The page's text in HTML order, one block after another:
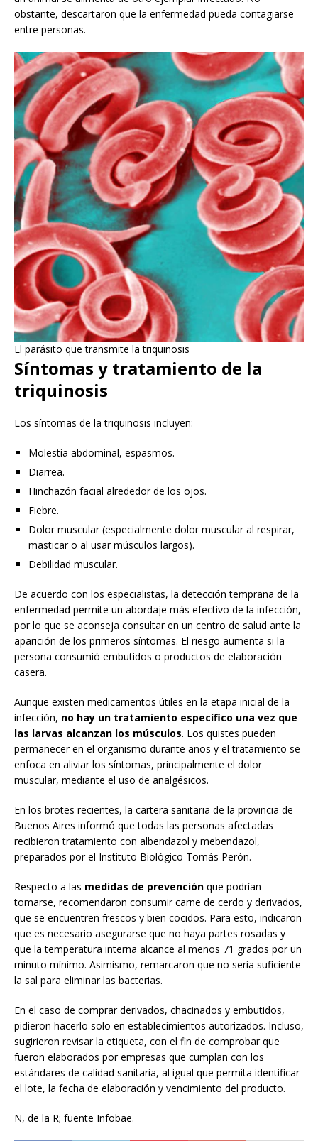
obstante, descartaron que la enfermedad pueda contagiarse
entre personas.
El parásito que transmite la triquinosis
Síntomas y tratamiento de la
triquinosis
Los síntomas de la triquinosis incluyen:
Molestia abdominal, espasmos.
Diarrea.
Hinchazón facial alrededor de los ojos.
Fiebre.
Dolor muscular (especialmente dolor muscular al respirar,
masticar o al usar músculos largos).
Debilidad muscular.
De acuerdo con los especialistas, la detección temprana de la
enfermedad permite un abordaje más efectivo de la infección,
por lo que se aconseja consultar en un centro de salud ante la
aparición de los primeros síntomas. El riesgo aumenta si la
persona consumió embutidos o productos de elaboración
casera.
Aunque existen medicamentos útiles en la etapa inicial de la
infección, no hay un tratamiento específico una vez que
las larvas alcanzan los músculos. Los quistes pueden
permanecer en el organismo durante años y el tratamiento se
enfoca en aliviar los síntomas, principalmente el dolor
muscular, mediante el uso de analgésicos.
En los brotes recientes, la cartera sanitaria de la provincia de
Buenos Aires informó que todas las personas afectadas
recibieron tratamiento con albendazol y mebendazol,
preparados por el Instituto Biológico Tomás Perón.
Respecto a las medidas de prevención que podrían
tomarse, recomendaron consumir carne de cerdo y derivados,
que se encuentren frescos y bien cocidos. Para esto, indicaron
que es necesario asegurarse que no haya partes rosadas y
que la temperatura interna alcance al menos 71 grados por un
minuto mínimo. Asimismo, remarcaron que no sería suficiente
la sal para eliminar las bacterias.
En el caso de comprar derivados, chacinados y embutidos,
pidieron hacerlo solo en establecimientos autorizados. Incluso,
sugirieron revisar la etiqueta, con el fin de comprobar que
fueron elaborados por empresas que cumplan con los
estándares de calidad sanitaria, al igual que permita identificar
el lote, la fecha de elaboración y vencimiento del producto.
N, de la R; fuente Infobae.